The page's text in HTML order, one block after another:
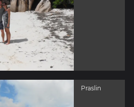
Praslin